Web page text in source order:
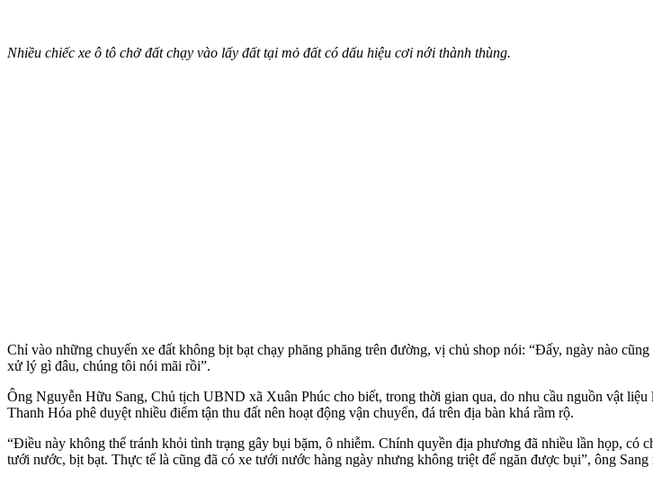
Nhiều chiếc xe ô tô chở đất chạy vào lấy đất tại mỏ đất có dấu hiệu cơi nới thành thùng.
Chỉ vào những chuyến xe đất không bịt bạt chạy phăng phăng trên đường, vị chủ shop nói: “Đấy, ngày nào
xử lý gì đâu, chúng tôi nói mãi rồi”.
Ông Nguyễn Hữu Sang, Chủ tịch UBND xã Xuân Phúc cho biết, trong thời gian qua, do nhu cầu nguồn vật
Thanh Hóa phê duyệt nhiều điểm tận thu đất nên hoạt động vận chuyển, đá trên địa bàn khá rầm rộ.
“Điều này không thể tránh khỏi tình trạng gây bụi bặm, ô nhiễm. Chính quyền địa phương đã nhiều lần họp,
tưới nước, bịt bạt. Thực tế là cũng đã có xe tưới nước hàng ngày nhưng không triệt để ngăn được bụi”, ông Sang